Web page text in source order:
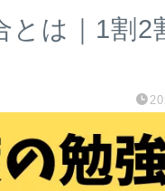
とは｜1割2